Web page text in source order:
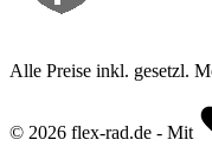
Alle Preise inkl. gesetzl.
© 2026 flex-rad.de - Mit